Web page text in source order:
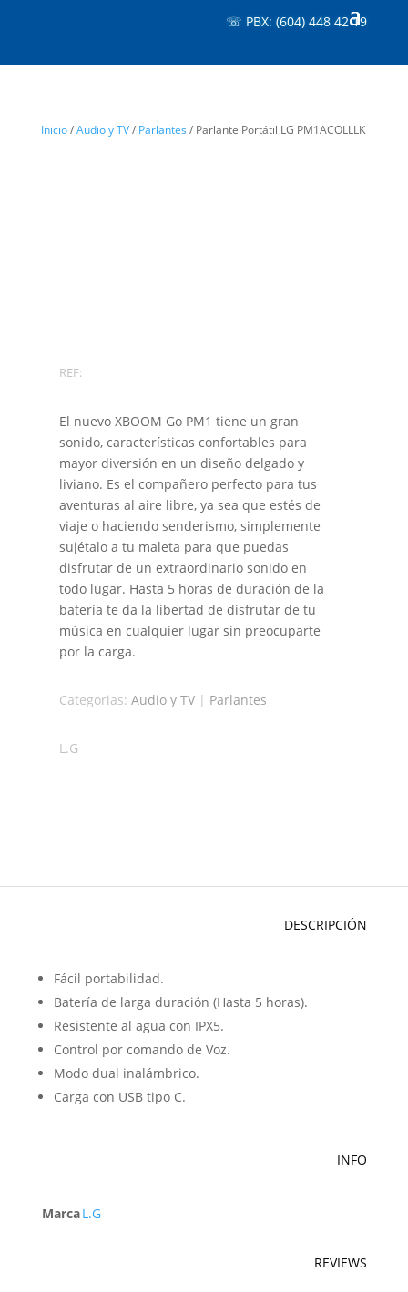
☏ PBX: (604) 448 42 19
Inicio/Audio y TV/ Parlantes / Parlante Portátil LG PM1ACOLLLK
REF:
El nuevo XBOOM Go PM1 tiene un gran
sonido, características confortables para
mayor diversión en un diseño delgado y
liviano. Es el compañero perfecto para tus
aventuras al aire libre, ya sea que estés de
viaje o haciendo senderismo, simplemente
sujétalo a tu maleta para que puedas
disfrutar de un extraordinario sonido en
todo lugar. Hasta 5 horas de duración de la
batería te da la libertad de disfrutar de tu
música en cualquier lugar sin preocuparte
por la carga.
Categorias: Audio y TV| Parlantes
L.G
DESCRIPCIÓN
Fácil portabilidad.
Batería de larga duración (Hasta 5 horas).
Resistente al agua con IPX5.
Control por comando de Voz.
Modo dual inalámbrico.
Carga con USB tipo C.
INFO
MarcaL.G
REVIEWS